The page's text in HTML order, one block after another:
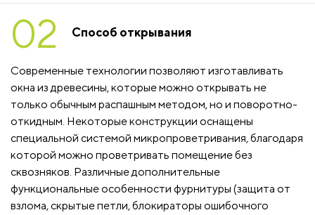
02 Способ открывания
Современные технологии позволяют изготавливать
окна из древесины, которые можно открывать не
только обычным распашным методом, но и поворотно-
откидным. Некоторые конструкции оснащены
специальной системой микропроветривания, благодаря
которой можно проветривать помещение без
сквозняков. Различные дополнительные
функциональные особенности фурнитуры (защита от
взлома, скрытые петли, блокираторы ошибочного